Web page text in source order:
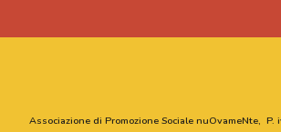
Associazione di Promozione Sociale nuOvameNte, P.